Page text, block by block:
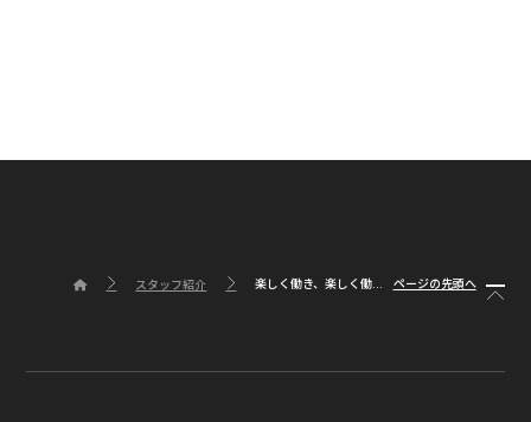
スタッフ紹介 楽しく働き、楽しく働... ページの先頭へ